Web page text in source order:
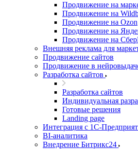
Продвижение на
Продвижение на
Продвижение на Ozon
Продвижение на
Продвижение на
Внешняя реклама для
Продвижение сайтов
Продвижение в
Разработка сайтов
Разработка сайтов
Индивидуальная
Готовые решения
Landing page
Интеграция с 1С-
BI-аналитика
Внедрение Битрикс24